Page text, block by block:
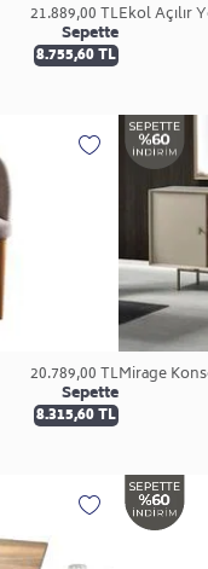
21.889,00 TL
Sepette
8.755,60 TL
Ekol Açılır
20.789,00 TL
Sepette
8.315,60 TL
Mirage